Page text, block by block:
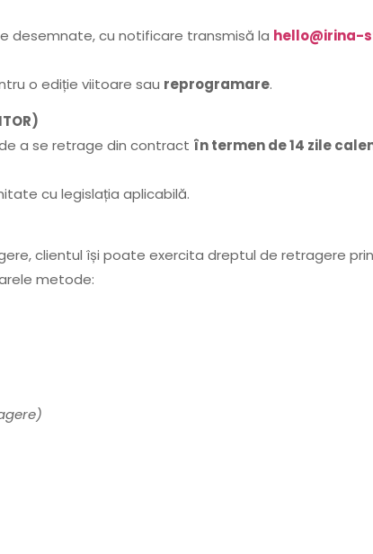
desemnate, cu notificare transmisă la hello@irina-
o ediție viitoare sau reprogramare.
a se retrage din contract în termen de 14 zile
cu legislația aplicabilă.
clientul își poate exercita dreptul de retragere
metode: